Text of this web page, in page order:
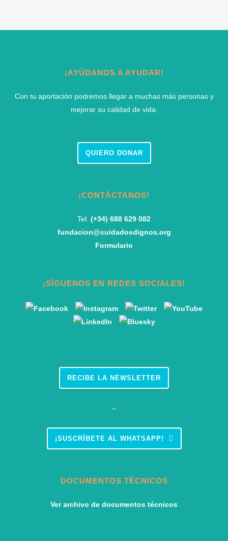
¡AYÚDANOS A AYUDAR!
Con tu aportación podremos llegar a muchas más personas y
mejorar su calidad de vida.
QUIERO DONAR
¡CONTÁCTANOS!
Tel. (+34) 688 629 082
fundacion@cuidadosdignos.org
Formulario
¡SÍGUENOS EN REDES SOCIALES!
RECIBE LA NEWSLETTER
–
¡SUSCRÍBETE AL WHATSAPP!
DOCUMENTOS TÉCNICOS
Ver archivo de documentos técnicos